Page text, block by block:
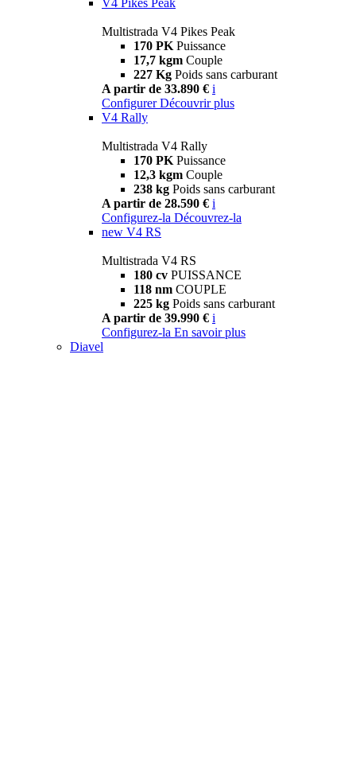
Multistrada V4 Pikes Peak
170 PK Puissance
17,7 kgm Couple
227 Kg Poids sans carburant
A partir de 33.890 € i
Configurer Découvrir plus
V4 Rally
Multistrada V4 Rally
170 PK Puissance
12,3 kgm Couple
238 kg Poids sans carburant
A partir de 28.590 € i
Configurez-la Découvrez-la
new V4 RS
Multistrada V4 RS
180 cv PUISSANCE
118 nm COUPLE
225 kg Poids sans carburant
A partir de 39.990 € i
Configurez-la En savoir plus
Diavel